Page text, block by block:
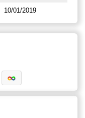
10/01/2019